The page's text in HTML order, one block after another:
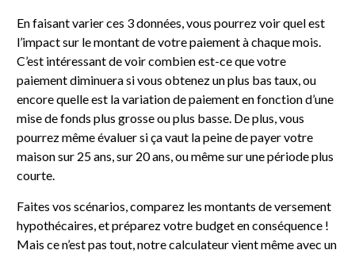
En faisant varier ces 3 données, vous pourrez voir quel est
l’impact sur le montant de votre paiement à chaque mois.
C’est intéressant de voir combien est-ce que votre
paiement diminuera si vous obtenez un plus bas taux, ou
encore quelle est la variation de paiement en fonction d’une
mise de fonds plus grosse ou plus basse. De plus, vous
pourrez même évaluer si ça vaut la peine de payer votre
maison sur 25 ans, sur 20 ans, ou même sur une période plus
courte.
Faites vos scénarios, comparez les montants de versement
hypothécaires, et préparez votre budget en conséquence !
Mais ce n’est pas tout, notre calculateur vient même avec un